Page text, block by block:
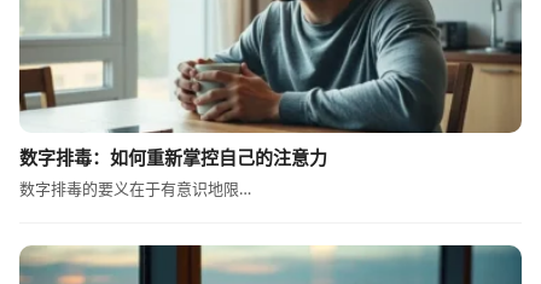
数字排毒：如何重新掌控自己的注意力
数字排毒的要义在于有意识地限…